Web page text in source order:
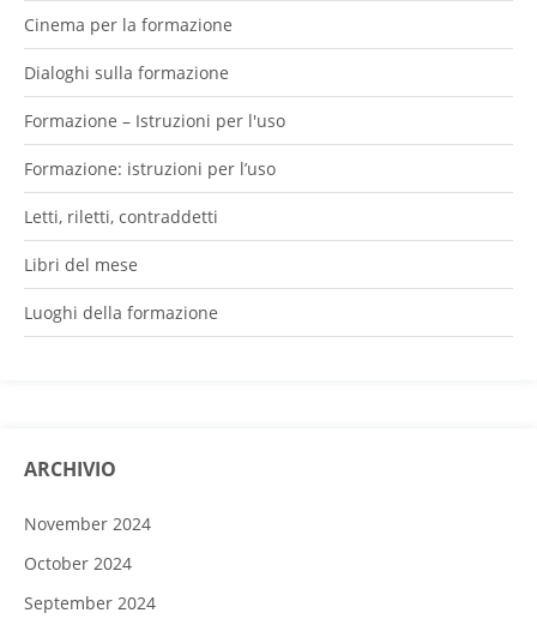
Cinema per la formazione
Dialoghi sulla formazione
Formazione – Istruzioni per l'uso
Formazione: istruzioni per l’uso
Letti, riletti, contraddetti
Libri del mese
Luoghi della formazione
ARCHIVIO
November 2024
October 2024
September 2024